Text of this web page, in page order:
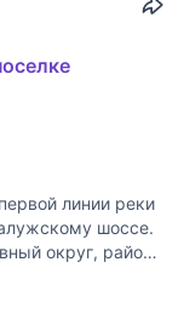
линии реки
шоссе.
округ, район
участок
на